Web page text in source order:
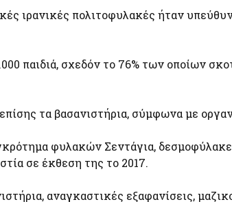
ιρανικές πολιτοφυλακές ήταν
παιδιά, σχεδόν το 76% των οποίων
τα βασανιστήρια, σύμφωνα με
φυλακών Σεντάγια,
σε έκθεση της το 2017.
αναγκαστικές εξαφανίσεις,